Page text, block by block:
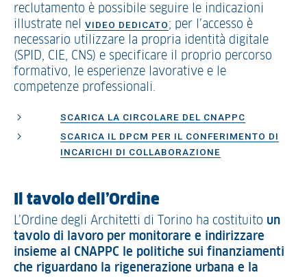
reclutamento è possibile seguire le indicazioni
illustrate nel VIDEO DEDICATO; per l’accesso è
necessario utilizzare la propria identità digitale
(SPID, CIE, CNS) e specificare il proprio percorso
formativo, le esperienze lavorative e le
competenze professionali.
SCARICA LA CIRCOLARE DEL CNAPPC
SCARICA IL DPCM PER IL CONFERIMENTO DI
INCARICHI DI COLLABORAZIONE
Il tavolo dell’Ordine
L’Ordine degli Architetti di Torino ha costituito un
tavolo di lavoro per monitorare e indirizzare
insieme al CNAPPC le politiche sui finanziamenti
che riguardano la rigenerazione urbana e la